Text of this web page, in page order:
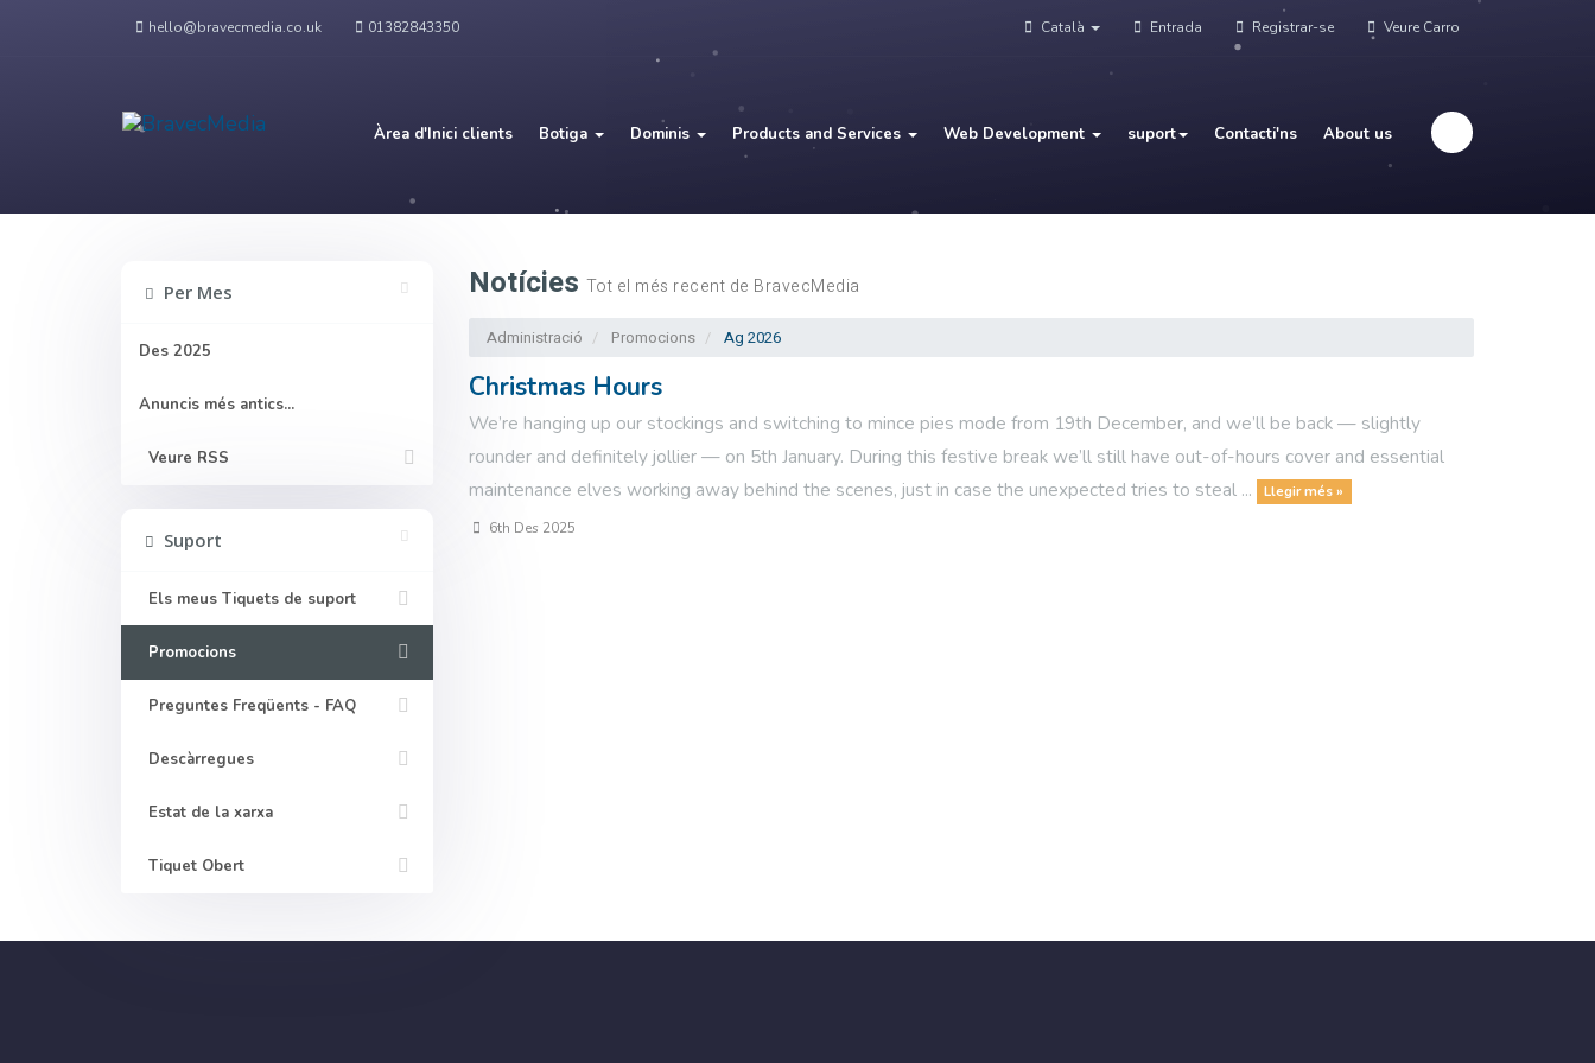
hello@bravecmedia.co.uk 01382843350 Català Entrada Registrar-se Veure Carro
Àrea d'Inici clients Botiga Dominis Products and Services Web Development suport Contacti'ns About us
Notícies Tot el més recent de BravecMedia
Administració Promocions Ag 2026
Per Mes
Des 2025
Anuncis més antics...
Veure RSS
Christmas Hours
We’re hanging up our stockings and switching to mince pies mode from 19th December, and we’ll be back — slightly
rounder and definitely jollier — on 5th January. During this festive break we’ll still have out-of-hours cover and essential
maintenance elves working away behind the scenes, just in case the unexpected tries to steal ...
Llegir més »
6th Des 2025
Suport
Els meus Tiquets de suport
Promocions
Preguntes Freqüents - FAQ
Descàrregues
Estat de la xarxa
Tiquet Obert